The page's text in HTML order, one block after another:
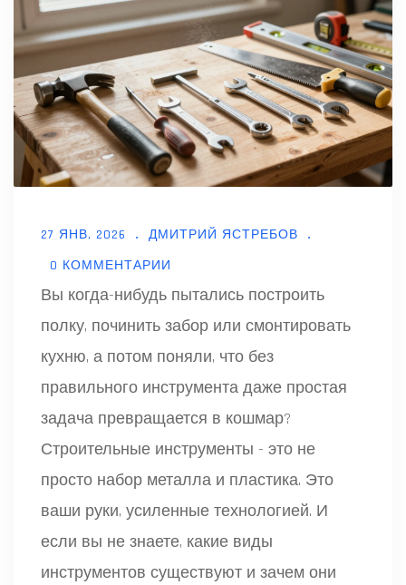
27 ЯНВ, 2026
ДМИТРИЙ ЯСТРЕБОВ
0 КОММЕНТАРИИ
Вы когда-нибудь пытались построить
полку, починить забор или смонтировать
кухню, а потом поняли, что без
правильного инструмента даже простая
задача превращается в кошмар?
Строительные инструменты - это не
просто набор металла и пластика. Это
ваши руки, усиленные технологией. И
если вы не знаете, какие виды
инструментов существуют и зачем они